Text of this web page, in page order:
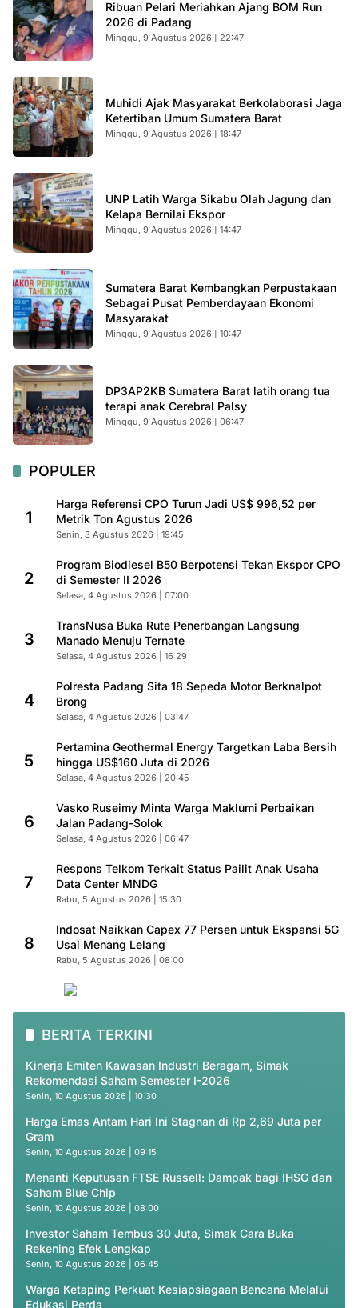
Ribuan Pelari Meriahkan Ajang BOM Run
2026 di Padang
Minggu, 9 Agustus 2026 | 22:47
Muhidi Ajak Masyarakat Berkolaborasi Jaga
Ketertiban Umum Sumatera Barat
Minggu, 9 Agustus 2026 | 18:47
UNP Latih Warga Sikabu Olah Jagung dan
Kelapa Bernilai Ekspor
Minggu, 9 Agustus 2026 | 14:47
Sumatera Barat Kembangkan Perpustakaan
Sebagai Pusat Pemberdayaan Ekonomi
Masyarakat
Minggu, 9 Agustus 2026 | 10:47
DP3AP2KB Sumatera Barat latih orang tua
terapi anak Cerebral Palsy
Minggu, 9 Agustus 2026 | 06:47
POPULER
1
Harga Referensi CPO Turun Jadi US$ 996,52 per
Metrik Ton Agustus 2026
Senin, 3 Agustus 2026 | 19:45
2
Program Biodiesel B50 Berpotensi Tekan Ekspor CPO
di Semester II 2026
Selasa, 4 Agustus 2026 | 07:00
3
TransNusa Buka Rute Penerbangan Langsung
Manado Menuju Ternate
Selasa, 4 Agustus 2026 | 16:29
4
Polresta Padang Sita 18 Sepeda Motor Berknalpot
Brong
Selasa, 4 Agustus 2026 | 03:47
5
Pertamina Geothermal Energy Targetkan Laba Bersih
hingga US$160 Juta di 2026
Selasa, 4 Agustus 2026 | 20:45
6
Vasko Ruseimy Minta Warga Maklumi Perbaikan
Jalan Padang-Solok
Selasa, 4 Agustus 2026 | 06:47
7
Respons Telkom Terkait Status Pailit Anak Usaha
Data Center MNDG
Rabu, 5 Agustus 2026 | 15:30
8
Indosat Naikkan Capex 77 Persen untuk Ekspansi 5G
Usai Menang Lelang
Rabu, 5 Agustus 2026 | 08:00
BERITA TERKINI
Kinerja Emiten Kawasan Industri Beragam, Simak
Rekomendasi Saham Semester I-2026
Senin, 10 Agustus 2026 | 10:30
Harga Emas Antam Hari Ini Stagnan di Rp 2,69 Juta per
Gram
Senin, 10 Agustus 2026 | 09:15
Menanti Keputusan FTSE Russell: Dampak bagi IHSG dan
Saham Blue Chip
Senin, 10 Agustus 2026 | 08:00
Investor Saham Tembus 30 Juta, Simak Cara Buka
Rekening Efek Lengkap
Senin, 10 Agustus 2026 | 06:45
Warga Ketaping Perkuat Kesiapsiagaan Bencana Melalui
Edukasi Perda